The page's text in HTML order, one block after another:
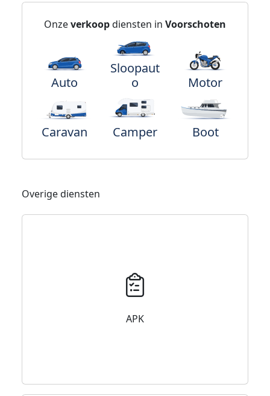
Onzeverkoopdiensten in Voorschoten
Auto
Sloopaut
o
Motor
Caravan Camper Boot
Overige diensten
APK